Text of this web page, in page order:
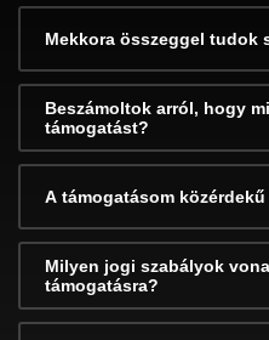
Mekkora összeggel tudok
Beszámoltok arról, hogy
támogatást?
A támogatásom
Milyen jogi szabályok
támogatásra?